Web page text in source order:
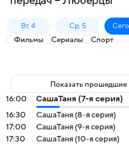
Вт, 4 Ср, 5
Фильмы Сериалы Спорт
Показать прошедшие
16:00
СашаТаня (7-я серия)
16:30
СашаТаня (8-я серия)
17:00
СашаТаня (9-я серия)
17:30
СашаТаня (10-я серия)